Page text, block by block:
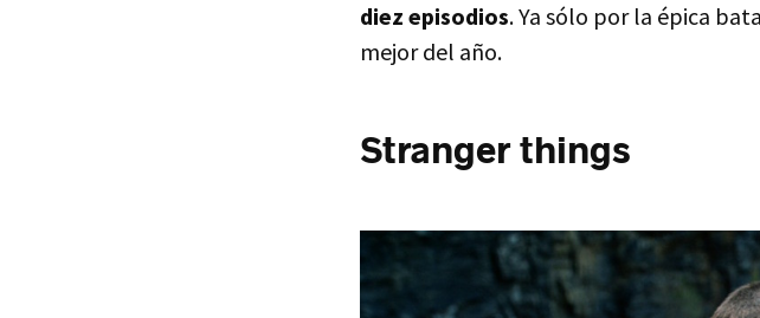
diez episodios. Ya sólo por la épica
mejor del año.
Stranger things